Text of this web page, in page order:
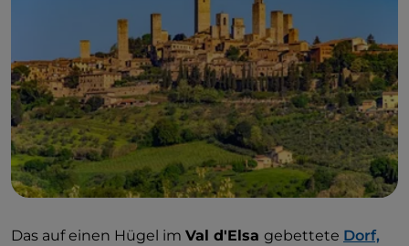
Das auf einen Hügel im Val d'Elsa gebettete Dorf,